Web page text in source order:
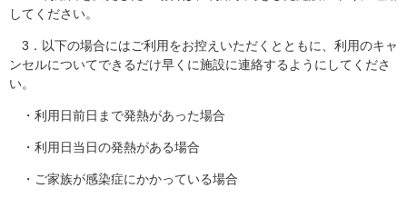
してください。
3．以下の場合にはご利用をお控えいただくとともに、利用のキャ
ンセルについてできるだけ早くに施設に連絡するようにしてくださ
い。
・利用日前日まで発熱があった場合
・利用日当日の発熱がある場合
・ご家族が感染症にかかっている場合